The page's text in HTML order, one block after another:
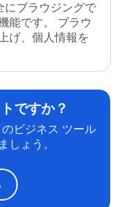
にブラウジングで
能です。 ブラウ
げ、個人情報を
ですか？
ビジネス ツール
しょう。